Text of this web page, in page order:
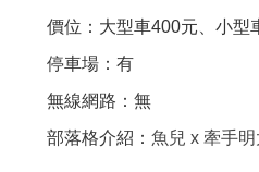
價位：大型車400元、小型
停車場：有
無線網路：無
部落格介紹： 魚兒 x 牽手